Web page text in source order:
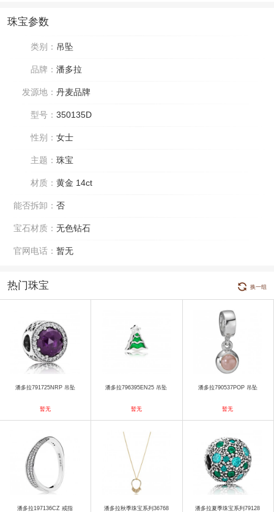
珠宝参数
类别： 吊坠
品牌： 潘多拉
发源地： 丹麦品牌
型号： 350135D
性别： 女士
主题： 珠宝
材质： 黄金 14ct
能否拆卸： 否
宝石材质： 无色钻石
官网电话： 暂无
热门珠宝 换一组
潘多拉791725NRP 吊坠
暂无
潘多拉796395EN25 吊坠
暂无
潘多拉790537POP 吊坠
暂无
潘多拉197136CZ 戒指 潘多拉秋季珠宝系列36768 潘多拉夏季珠宝系列79128